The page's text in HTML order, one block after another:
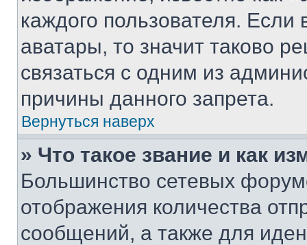
каждого пользователя.
аватары, то значит таково
связаться с одним из
причины данного запрета.
Вернуться наверх
» Что такое звание и как
Большинство сетевых
отображения количества
сообщений, а также для